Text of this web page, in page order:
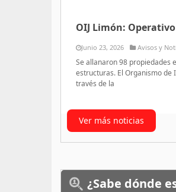
OIJ Limón:
Junio 23, 2026 Avisos y
Se allanaron 98 propiedades
estructuras. El Organismo de
través de la
Ver más noticias
¿Sabe dónde